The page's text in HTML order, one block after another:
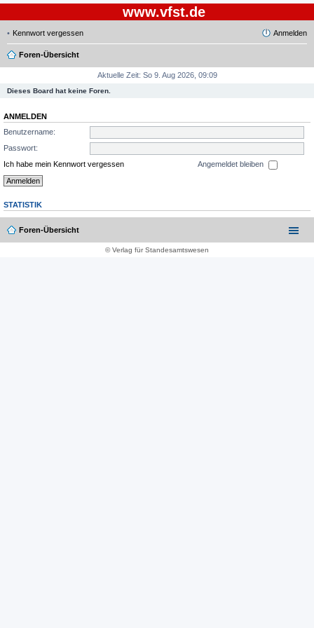
www.vfst.de
Kennwort vergessen Anmelden
Foren-Übersicht
Aktuelle Zeit: So 9. Aug 2026, 09:09
Dieses Board hat keine Foren.
ANMELDEN
Benutzername:
Passwort:
Ich habe mein Kennwort vergessen
Angemeldet bleiben
STATISTIK
Foren-Übersicht
© Verlag für Standesamtswesen